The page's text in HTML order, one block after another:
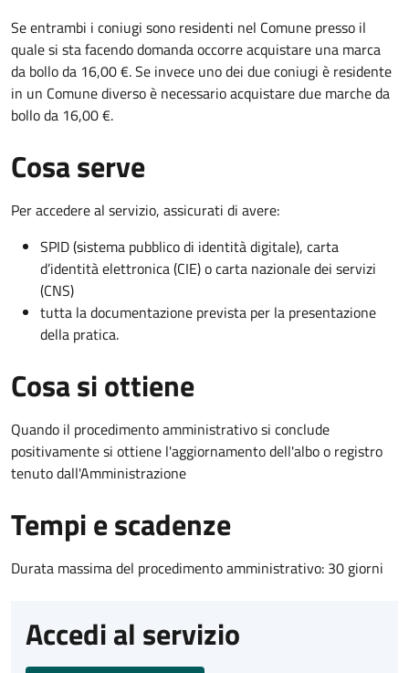
Se entrambi i coniugi sono residenti nel Comune presso il
quale si sta facendo domanda occorre acquistare una marca
da bollo da 16,00 €. Se invece uno dei due coniugi è residente
in un Comune diverso è necessario acquistare due marche da
bollo da 16,00 €.
Cosa serve
Per accedere al servizio, assicurati di avere:
SPID (sistema pubblico di identità digitale), carta
d’identità elettronica (CIE) o carta nazionale dei servizi
(CNS)
tutta la documentazione prevista per la presentazione
della pratica.
Cosa si ottiene
Quando il procedimento amministrativo si conclude
positivamente si ottiene l'aggiornamento dell'albo o registro
tenuto dall'Amministrazione
Tempi e scadenze
Durata massima del procedimento amministrativo: 30 giorni
Accedi al servizio